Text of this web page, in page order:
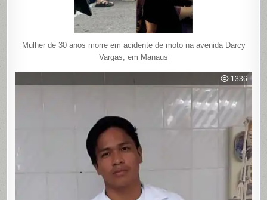
Mulher de 30 anos morre em acidente de moto na avenida Darcy
Vargas, em Manaus
1336